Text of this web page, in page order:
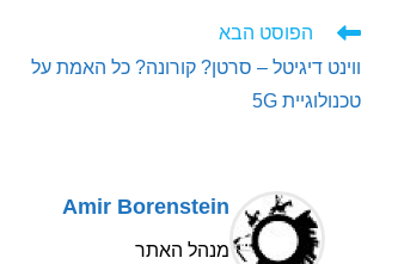
לקרוא
נוספים
הפוסט הבא
ווינט דיגיטל – סרטן? קורונה? כל האמת על
טכנולוגיית 5G
Amir Borenstein
מנהל האתר